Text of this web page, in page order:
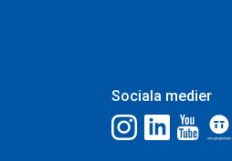
Sociala medier